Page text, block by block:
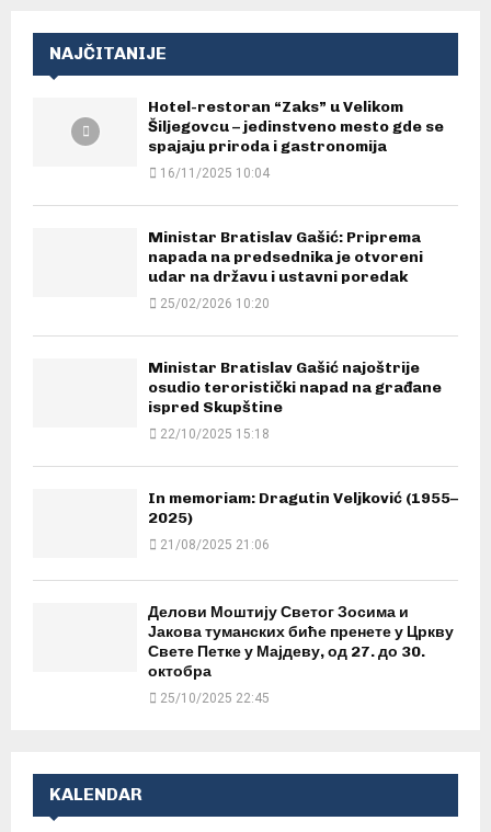
NAJČITANIJE
Hotel-restoran “Zaks” u Velikom
Šiljegovcu – jedinstveno mesto gde se
spajaju priroda i gastronomija
16/11/2025 10:04
Ministar Bratislav Gašić: Priprema
napada na predsednika je otvoreni
udar na državu i ustavni poredak
25/02/2026 10:20
Ministar Bratislav Gašić najoštrije
osudio teroristički napad na građane
ispred Skupštine
22/10/2025 15:18
In memoriam: Dragutin Veljković (1955–
2025)
21/08/2025 21:06
Делови Моштију Светог Зосима и
Јакова туманских биће пренете у Цркву
Свете Петке у Мајдеву, од 27. до 30.
октобра
25/10/2025 22:45
KALENDAR